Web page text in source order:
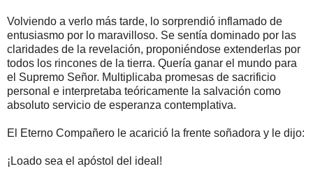
Volviendo a verlo más tarde, lo sorprendió inflamado de
entusiasmo por lo maravilloso. Se sentía dominado por las
claridades de la revelación, proponiéndose extenderlas por
todos los rincones de la tierra. Quería ganar el mundo para
el Supremo Señor. Multiplicaba promesas de sacrificio
personal e interpretaba teóricamente la salvación como
absoluto servicio de esperanza contemplativa.
El Eterno Compañero le acarició la frente soñadora y le dijo:
¡Loado sea el apóstol del ideal!